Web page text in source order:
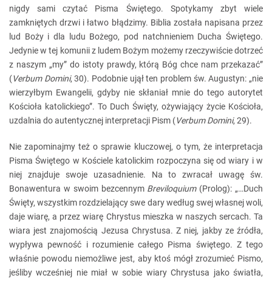
nigdy sami czytać Pisma Świętego. Spotykamy zbyt wiele
zamkniętych drzwi i łatwo błądzimy. Biblia została napisana przez
lud Boży i dla ludu Bożego, pod natchnieniem Ducha Świętego.
Jedynie w tej komunii z ludem Bożym możemy rzeczywiście dotrzeć
z naszym „my” do istoty prawdy, którą Bóg chce nam przekazać”
(Verbum Domini, 30). Podobnie ujął ten problem św. Augustyn: „nie
wierzyłbym Ewangelii, gdyby nie skłaniał mnie do tego autorytet
Kościoła katolickiego”. To Duch Święty, ożywiający życie Kościoła,
uzdalnia do autentycznej interpretacji Pism (Verbum Domini, 29).
Nie zapominajmy też o sprawie kluczowej, o tym, że interpretacja
Pisma Świętego w Kościele katolickim rozpoczyna się od wiary i w
niej znajduje swoje uzasadnienie. Na to zwracał uwagę św.
Bonawentura w swoim bezcennym Breviloquium (Prolog): „…Duch
Święty, wszystkim rozdzielający swe dary według swej własnej woli,
daje wiarę, a przez wiarę Chrystus mieszka w naszych sercach. Ta
wiara jest znajomością Jezusa Chrystusa. Z niej, jakby ze źródła,
wypływa pewność i rozumienie całego Pisma świętego. Z tego
właśnie powodu niemożliwe jest, aby ktoś mógł zrozumieć Pismo,
jeśliby wcześniej nie miał w sobie wiary Chrystusa jako światła,